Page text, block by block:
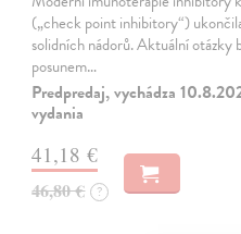
(„check point inhibitory“)
solidních nádorů. Aktuální otázky
posunem…
Predpredaj, vychádza
vydania
41,18 €
46,80 € ?